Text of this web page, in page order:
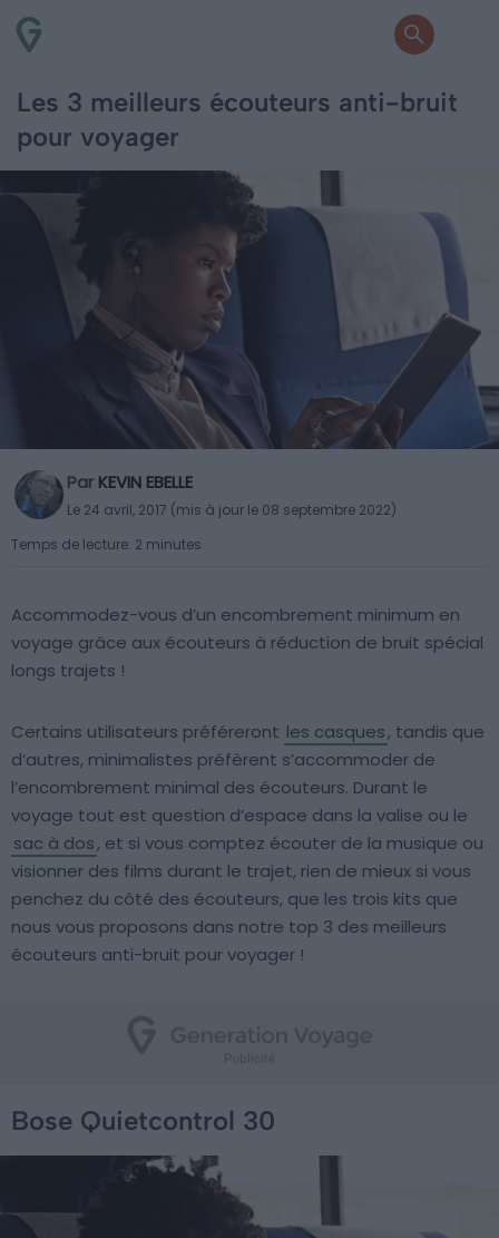
Les 3 meilleurs écouteurs anti-bruit
pour voyager
Par KEVIN EBELLE
Le 24 avril, 2017 (mis à jour le 08 septembre 2022)
Temps de lecture: 2 minutes
Accommodez-vous d’un encombrement minimum en
voyage grâce aux écouteurs à réduction de bruit spécial
longs trajets !
Certains utilisateurs préféreront les casques, tandis que
d’autres, minimalistes préfèrent s’accommoder de
l’encombrement minimal des écouteurs. Durant le
voyage tout est question d’espace dans la valise ou le
sac à dos, et si vous comptez écouter de la musique ou
visionner des films durant le trajet, rien de mieux si vous
penchez du côté des écouteurs, que les trois kits que
nous vous proposons dans notre top 3 des meilleurs
écouteurs anti-bruit pour voyager !
Bose Quietcontrol 30